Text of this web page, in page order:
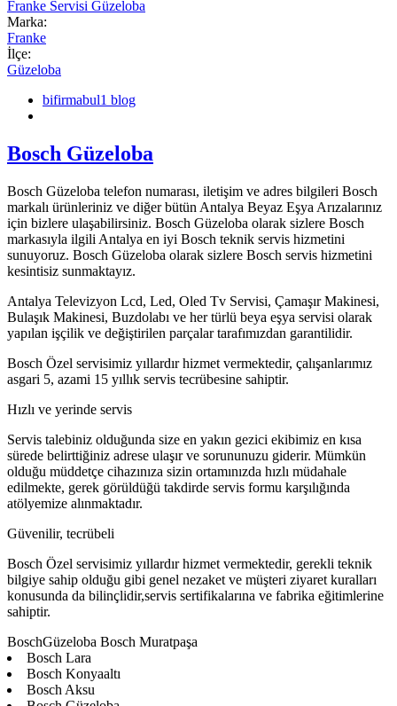
Franke Servisi Güzeloba
Marka:
Franke
İlçe:
Güzeloba
bifirmabul1 blog
Bosch Güzeloba
Bosch Güzeloba telefon numarası, iletişim ve adres bilgileri Bosch
markalı ürünleriniz ve diğer bütün Antalya Beyaz Eşya Arızalarınız
için bizlere ulaşabilirsiniz. Bosch Güzeloba olarak sizlere Bosch
markasıyla ilgili Antalya en iyi Bosch teknik servis hizmetini
sunuyoruz. Bosch Güzeloba olarak sizlere Bosch servis hizmetini
kesintisiz sunmaktayız.
Antalya Televizyon Lcd, Led, Oled Tv Servisi, Çamaşır Makinesi,
Bulaşık Makinesi, Buzdolabı ve her türlü beya eşya servisi olarak
yapılan işçilik ve değiştirilen parçalar tarafımızdan garantilidir.
Bosch Özel servisimiz yıllardır hizmet vermektedir, çalışanlarımız
asgari 5, azami 15 yıllık servis tecrübesine sahiptir.
Hızlı ve yerinde servis
Servis talebiniz olduğunda size en yakın gezici ekibimiz en kısa
sürede belirttiğiniz adrese ulaşır ve sorununuzu giderir. Mümkün
olduğu müddetçe cihazınıza sizin ortamınızda hızlı müdahale
edilmekte, gerek görüldüğü takdirde servis formu karşılığında
atölyemize alınmaktadır.
Güvenilir, tecrübeli
Bosch Özel servisimiz yıllardır hizmet vermektedir, gerekli teknik
bilgiye sahip olduğu gibi genel nezaket ve müşteri ziyaret kuralları
konusunda da bilinçlidir,servis sertifikalarına ve fabrika eğitimlerine
sahiptir.
BoschGüzeloba Bosch Muratpaşa
Bosch Lara
Bosch Konyaaltı
Bosch Aksu